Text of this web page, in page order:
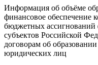
Информация об объёме
финансовое обеспечение
бюджетных ассигнований
субъектов Российской
договорам об
юридических лиц